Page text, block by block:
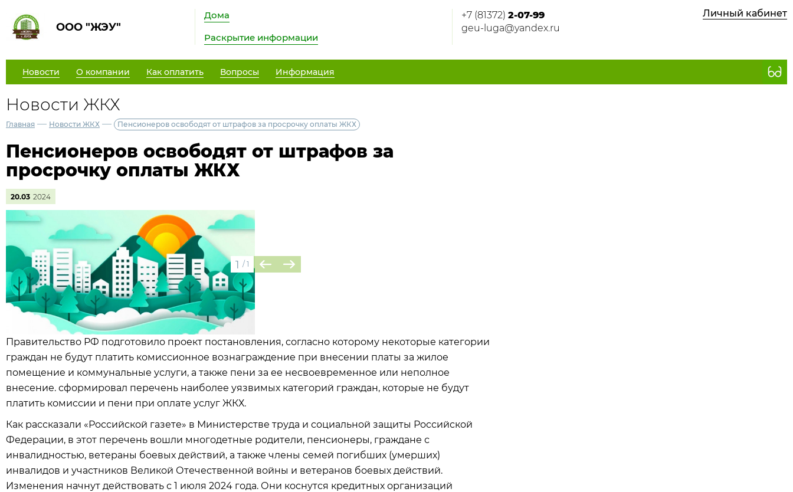
ООО "ЖЭУ"
Дома
Раскрытие информации
+7 (81372) 2-07-99
geu-luga@yandex.ru
Личный кабинет
Новости О компании Как оплатить Вопросы Информация
Новости ЖКХ
Главная — Новости ЖКХ — Пенсионеров освободят от штрафов за просрочку оплаты ЖКХ
Пенсионеров освободят от штрафов за
просрочку оплаты ЖКХ
20.03 2024
1 / 1
Правительство РФ подготовило проект постановления, согласно которому некоторые категории
граждан не будут платить комиссионное вознаграждение при внесении платы за жилое
помещение и коммунальные услуги, а также пени за ее несвоевременное или неполное
внесение. сформировал перечень наиболее уязвимых категорий граждан, которые не будут
платить комиссии и пени при оплате услуг ЖКХ.
Как рассказали «Российской газете» в Министерстве труда и социальной защиты Российской
Федерации, в этот перечень вошли многодетные родители, пенсионеры, граждане с
инвалидностью, ветераны боевых действий, а также члены семей погибших (умерших)
инвалидов и участников Великой Отечественной войны и ветеранов боевых действий.
Изменения начнут действовать с 1 июля 2024 года. Они коснутся кредитных организаций